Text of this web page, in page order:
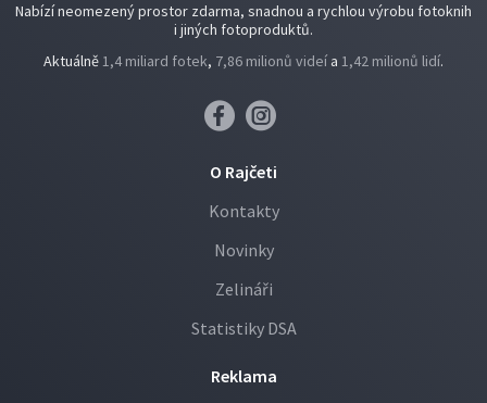
Nabízí neomezený prostor zdarma, snadnou a rychlou výrobu fotoknih
i jiných fotoproduktů.
Aktuálně1,4 miliard fotek, 7,86 milionů videí a 1,42 milionů lidí.
O Rajčeti
Kontakty
Novinky
Zelináři
Statistiky DSA
Reklama